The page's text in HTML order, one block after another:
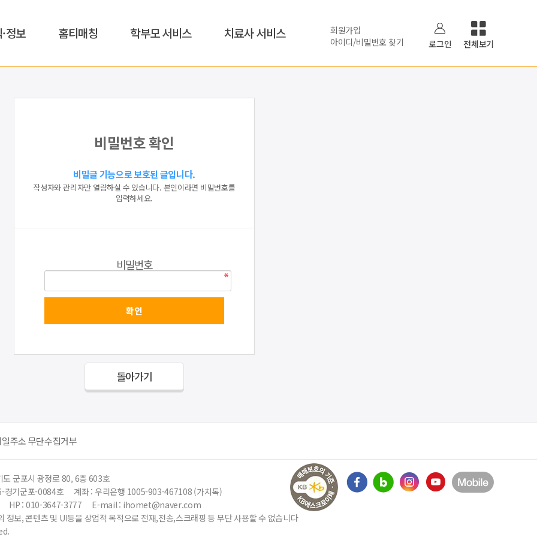
정보 홈티매칭 학부모 서비스 치료사 서비스
회원가입
아이디/비밀번호 찾기
로그인 전체보기
비밀번호 확인
비밀글 기능으로 보호된 글입니다.
작성자와 관리자만 열람하실 수 있습니다. 본인이라면 비밀번호를
입력하세요.
비밀번호
돌아가기
주소 무단수집거부
도 군포시 광정로 80, 6층 603호
경기군포-0084호
계좌 : 우리은행 1005-903-467108 (가치톡)
HP : 010-3647-3777
E-mail : ihomet@naver.com
정보, 콘텐츠 및 UI등을 상업적 목적으로 전재,전송,스크래핑 등 무단 사용할 수 없습니다